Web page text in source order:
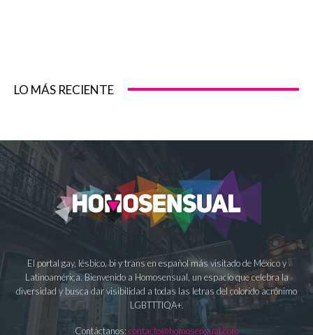
LO MÁS RECIENTE
El portal gay, lésbico, bi y trans en español más visitado de México y
Latinoamérica. Bienvenido a Homosensual, un espacio que celebra la
diversidad y busca dar visibilidad a todas las letras del colorido acrónimo
LGBTTTIQA+.
Contáctanos: contacto@homosensual.com